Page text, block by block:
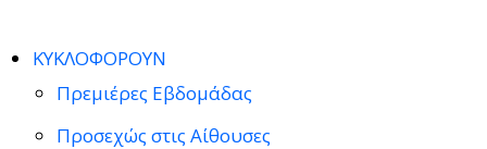
ΚΥΚΛΟΦΟΡΟΥΝ
Πρεμιέρες Εβδομάδας
Προσεχώς στις Αίθουσες